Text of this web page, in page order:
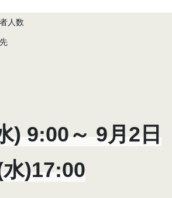
人数
) 9:00～ 9月2日
)17:00